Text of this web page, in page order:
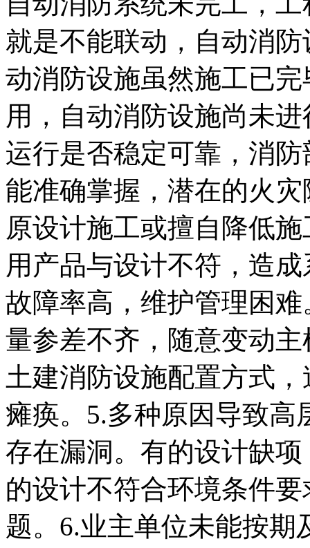
就是不能联动，自动消
动消防设施虽然施工已
用，自动消防设施尚未
运行是否稳定可靠，消
能准确掌握，潜在的火
原设计施工或擅自降低
用产品与设计不符，造
故障率高，维护管理困
量参差不齐，随意变动
土建消防设施配置方式
瘫痪。5.多种原因导致
存在漏洞。有的设计缺
的设计不符合环境条件
题。6.业主单位未能按